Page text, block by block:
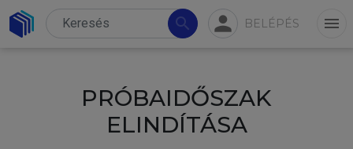
search person BELÉPÉS menu
PRÓBAIDŐSZAK
ELINDÍTÁSA